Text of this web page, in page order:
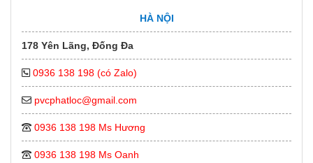
HÀ NỘI
178 Yên Lãng, Đống Đa
0936 138 198 (có Zalo)
pvcphatloc@gmail.com
0936 138 198 Ms Hương
0936 138 198 Ms Oanh